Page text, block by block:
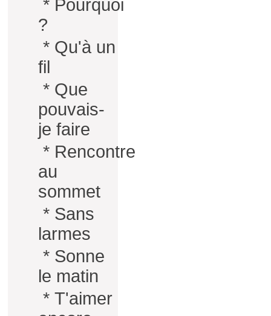
* Pourquoi
?
* Qu'à un
fil
* Que
pouvais-
je faire
* Rencontre
au
sommet
* Sans
larmes
* Sonne
le matin
* T'aimer